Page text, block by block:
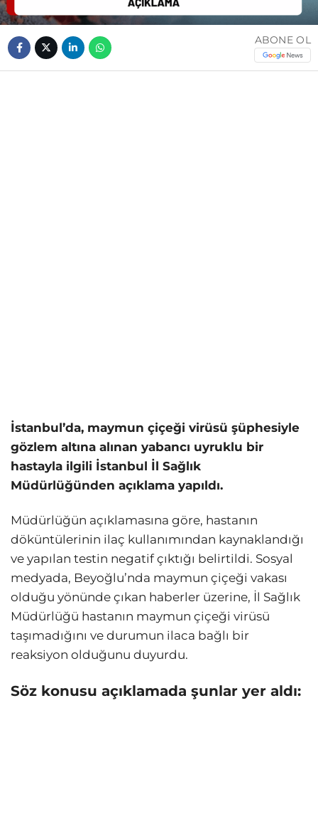
ABONE OL
İstanbul’da, maymun çiçeği virüsü şüphesiyle
gözlem altına alınan yabancı uyruklu bir
hastayla ilgili İstanbul İl Sağlık
Müdürlüğünden açıklama yapıldı.
Müdürlüğün açıklamasına göre, hastanın
döküntülerinin ilaç kullanımından kaynaklandığı
ve yapılan testin negatif çıktığı belirtildi. Sosyal
medyada, Beyoğlu’nda maymun çiçeği vakası
olduğu yönünde çıkan haberler üzerine, İl Sağlık
Müdürlüğü hastanın maymun çiçeği virüsü
taşımadığını ve durumun ilaca bağlı bir
reaksiyon olduğunu duyurdu.
Söz konusu açıklamada şunlar yer aldı: